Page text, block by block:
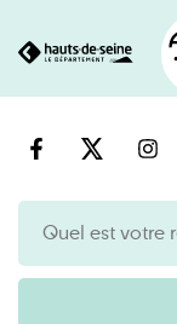
au
Cookies et traceurs